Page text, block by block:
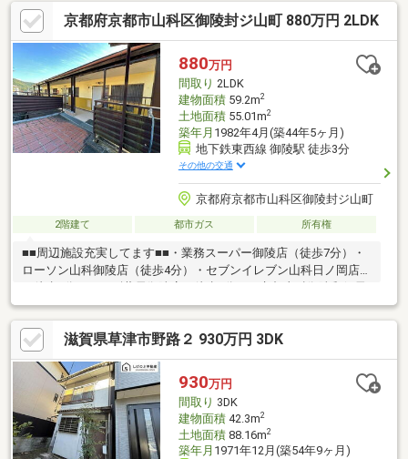
京都府京都市山科区御陵封ジ山町 880万円 2LDK
880万円
間取り 2LDK
建物面積59.2m2
土地面積55.01m2
築年月 1982年4月(築44年5ヶ月)
地下鉄東西線 御陵駅 徒歩3分
その他の交通
京都府京都市山科区御陵封ジ山町
2階建て 都市ガス 所有権
■■周辺施設充実してます■■・業務スーパー御陵店（徒歩7分）・
ローソン山科御陵店（徒歩4分）・セブンイレブン山科日ノ岡店
（徒歩6分）・スギ薬局御陵店（徒歩6分）・京都山科御陵郵便局
（徒歩6分）・東山台公園（徒歩1分）・陵ヶ岡小学校（徒歩10
分）※単独での再建築不可
滋賀県草津市野路２ 930万円 3DK
930万円
間取り 3DK
建物面積42.3m2
土地面積88.16m2
築年月 1971年12月(築54年9ヶ月)